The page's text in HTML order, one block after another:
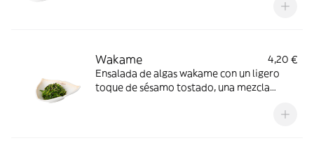
Wakame
4,20 €
Ensalada de algas wakame con un ligero
toque de sésamo tostado, una mezcla